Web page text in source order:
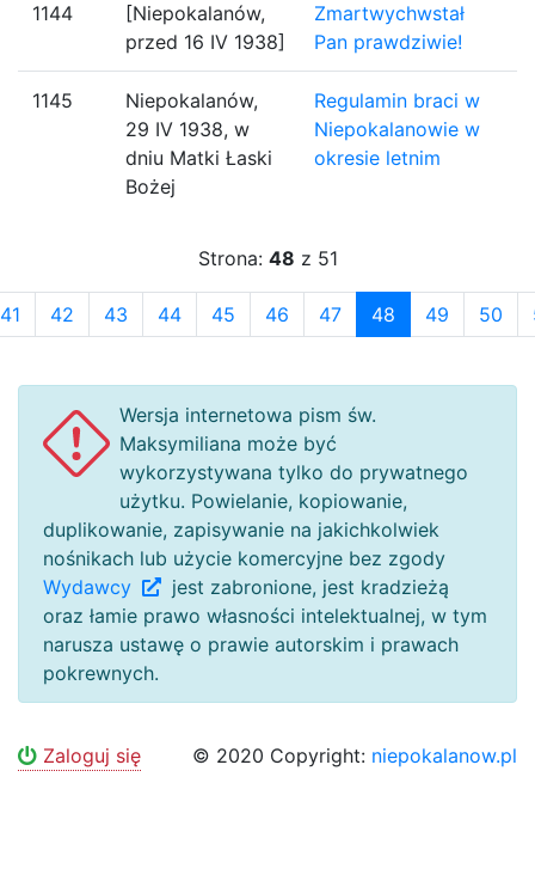
1144
[Niepokalanów,
przed 16 IV 1938]
Zmartwychwstał
Pan prawdziwie!
1145
Niepokalanów,
29 IV 1938, w
dniu Matki Łaski
Bożej
Regulamin braci w
Niepokalanowie w
okresie letnim
Strona: 48 z 51
41 42 43 44 45 46 47 48 49 50
Wersja internetowa pism św.
Maksymiliana może być
wykorzystywana tylko do prywatnego
użytku. Powielanie, kopiowanie,
duplikowanie, zapisywanie na jakichkolwiek
nośnikach lub użycie komercyjne bez zgody
Wydawcy
jest zabronione, jest kradzieżą
oraz łamie prawo własności intelektualnej, w tym
narusza ustawę o prawie autorskim i prawach
pokrewnych.
Zaloguj się © 2020 Copyright: niepokalanow.pl